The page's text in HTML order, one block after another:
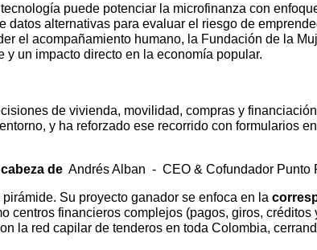
puede potenciar la microfinanza con
datos alternativas para evaluar el riesgo de
el acompañamiento humano, la Fundación de la
un impacto directo en la economía popular.
de vivienda, movilidad, compras y
y ha reforzado ese recorrido con formularios
de Andrés Alban - CEO & Cofundador Punto
Su proyecto ganador se enfoca en la
centros financieros complejos (pagos, giros,
la red capilar de tenderos en toda Colombia,